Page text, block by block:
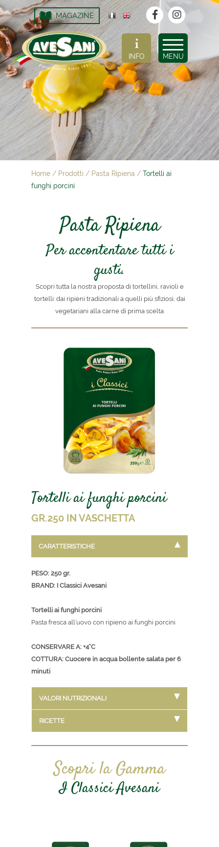
MENU
INFO
MAGAZINE
Home / Prodotti / Pasta Ripiena / Tortelli ai
funghi porcini
Pasta Ripiena
Per accontentare tutti i
gusti.
Scopri tutta la nostra proposta di tortellini, ravioli e
tortelli: dai ripieni tradizionali a quelli più sfiziosi, dai
vegetariani alla carne di prima scelta
Tortelli ai funghi porcini
GR.250 IN VASCHETTA
CARATTERISTICHE
PESO: 250 gr.
BRAND: I Classici Avesani
Tortelli ai funghi porcini
Pasta fresca all’uovo con ripieno ai funghi porcini
CONSERVARE A: +4°C
COTTURA: Cuocere in acqua bollente salata per 6
minuti
VALORI NUTRIZIONALI
RICETTE
Scopri la Gamma
I Classici Avesani